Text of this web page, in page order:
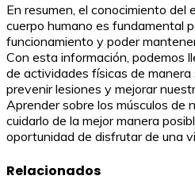
En resumen, el conocimiento del
cuerpo humano es fundamental
funcionamiento y poder
Con esta información, podemos
de actividades físicas de
prevenir lesiones y mejorar
Aprender sobre los músculos de
cuidarlo de la mejor manera
oportunidad de disfrutar de una
Relacionados